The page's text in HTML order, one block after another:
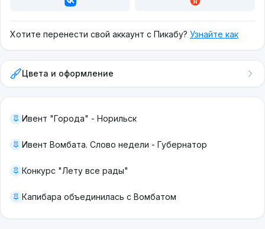
Хотите перенести свой аккаунт с Пикабу? Узнайте как
Цвета и оформление
Ивент "Города" - Норильск
Ивент Вомбата. Слово недели - Губернатор
Конкурс "Лету все рады"
Капибара объединилась с Вомбатом